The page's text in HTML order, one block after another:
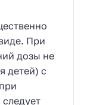
При
дозы не
детей) с